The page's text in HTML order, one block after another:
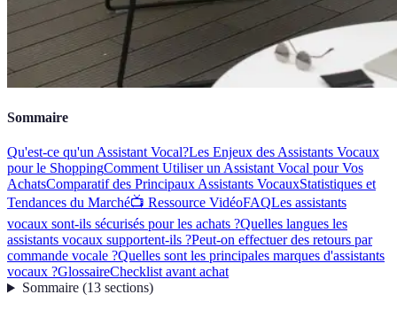
Sommaire
Qu'est-ce qu'un Assistant Vocal?Les Enjeux des Assistants Vocaux
pour le ShoppingComment Utiliser un Assistant Vocal pour Vos
AchatsComparatif des Principaux Assistants VocauxStatistiques et
Tendances du Marché📺 Ressource VidéoFAQLes assistants
vocaux sont-ils sécurisés pour les achats ?Quelles langues les
assistants vocaux supportent-ils ?Peut-on effectuer des retours par
commande vocale ?Quelles sont les principales marques d'assistants
vocaux ?GlossaireChecklist avant achat
Sommaire(13 sections)